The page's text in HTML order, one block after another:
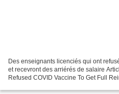
Des enseignants licenciés qui ont
et recevront des arriérés de salaire
Refused COVID Vaccine To Get Full